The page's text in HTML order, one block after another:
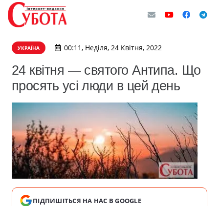
УКРАЇНА 00:11, Неділя, 24 Квітня, 2022
24 квітня — святого Антипа. Що
просять усі люди в цей день
ПІДПИШІТЬСЯ НА НАС В GOOGLE